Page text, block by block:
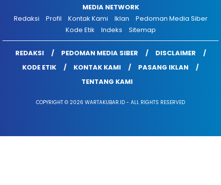
MEDIA NETWORK
Redaksi
Profil Kontak Kami Iklan
Pedoman Media Siber
Kode Etik
Indeks Sitemap
REDAKSI PEDOMAN MEDIA SIBER
DISCLAIMER
KODE ETIK
KONTAK KAMI
PASANG IKLAN
TENTANG KAMI
COPYRIGHT © 2026 WARTAKUBAR.ID - ALL RIGHTS RESERVED